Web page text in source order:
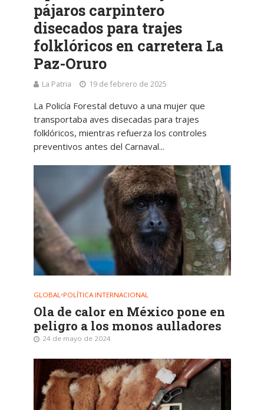
pájaros carpintero
disecados para trajes
folklóricos en carretera La
Paz-Oruro
La Patria 19 de febrero de 2025
La Policía Forestal detuvo a una mujer que
transportaba aves disecadas para trajes
folklóricos, mientras refuerza los controles
preventivos antes del Carnaval...
GLOBAL•POLÍTICA INTERNACIONAL
Ola de calor en México pone en
peligro a los monos aulladores
24 de mayo de 2024